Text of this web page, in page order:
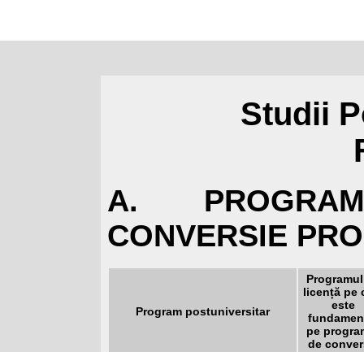
Studii
A.
CONVERSIE
Program postuniversitar
licență pe
este
pe
de